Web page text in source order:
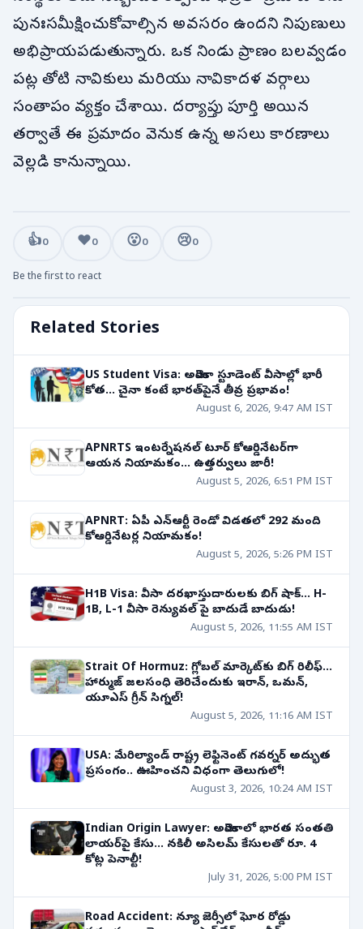
పునఃసమీక్షించుకోవాల్సిన అవసరం ఉందని నిపుణులు
అభిప్రాయపడుతున్నారు. ఒక నిండు ప్రాణం బలవ్వడం
పట్ల తోటి నావికులు మరియు నావికాదళ వర్గాలు
సంతాపం వ్యక్తం చేశాయి. దర్యాప్తు పూర్తి అయిన
తర్వాతే ఈ ప్రమాదం వెనుక ఉన్న అసలు కారణాలు
వెల్లడి కానున్నాయి.
Related Stories
US Student Visa: అమెరికా స్టూడెంట్ వీసాల్లో భారీ
కోత... చైనా కంటే భారత్‌పైనే తీవ్ర ప్రభావం!
August 6, 2026, 9:47 AM IST
APNRTS ఇంటర్నేషనల్ టూర్ కోఆర్డినేటర్‌గా
ఆయన నియామకం... ఉత్తర్వులు జారీ!
August 5, 2026, 6:51 PM IST
APNRT: ఏపీ ఎన్ఆర్టీ రెండో విడతలో 292 మంది
కోఆర్డినేటర్ల నియామకం!
August 5, 2026, 5:26 PM IST
H1B Visa: వీసా దరఖాస్తుదారులకు బిగ్ షాక్... H-
1B, L-1 వీసా రెన్యువల్ పై బాదుడే బాదుడు!
August 5, 2026, 11:55 AM IST
Strait Of Hormuz: గ్లోబల్ మార్కెట్‌కు బిగ్ రిలీఫ్...
హార్ముజ్ జలసంధి తెరిచేందుకు ఇరాన్, ఒమన్,
యూఎస్ గ్రీన్ సిగ్నల్!
August 5, 2026, 11:16 AM IST
USA: మేరిల్యాండ్ రాష్ట్ర లెఫ్టినెంట్ గవర్నర్ అద్భుత
ప్రసంగం.. ఊహించని విధంగా తెలుగులో!
August 3, 2026, 10:24 AM IST
Indian Origin Lawyer: అమెరికాలో భారత సంతతి
లాయర్‌పై కేసు... నకిలీ అసిలమ్ కేసులతో రూ. 4
కోట్ల పెనాల్టీ!
July 31, 2026, 5:00 PM IST
Road Accident: న్యూ జెర్సీలో ఘోర రోడ్డు
👍0 ❤️0 😮0 😢0
Be the first to react